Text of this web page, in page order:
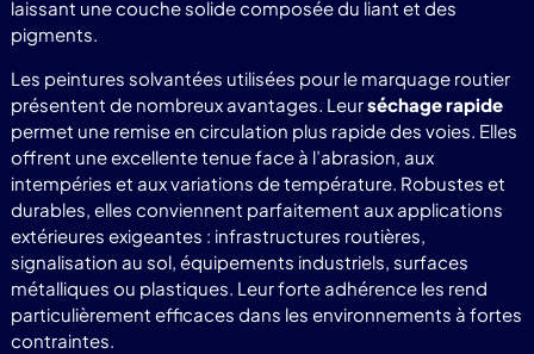
laissant une couche solide composée du liant et des
pigments.
Les peintures solvantées utilisées pour le marquage routier
présentent de nombreux avantages. Leurséchage rapide
permet une remise en circulation plus rapide des voies. Elles
offrent une excellente tenue face à l’abrasion, aux
intempéries et aux variations de température. Robustes et
durables, elles conviennent parfaitement aux applications
extérieures exigeantes : infrastructures routières,
signalisation au sol, équipements industriels, surfaces
métalliques ou plastiques. Leur forte adhérence les rend
particulièrement efficaces dans les environnements à fortes
contraintes.